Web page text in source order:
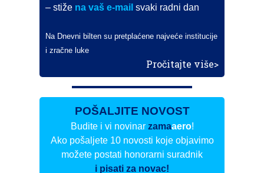
– stiže na vaš e-mail svaki radni dan
Na Dnevni bilten su pretplaćene najveće institucije
i zračne luke
Pročitajte više>
POŠALJITE NOVOST
Budite i vi novinar zamaaero!
Ako pošaljete 10 novosti koje objavimo
možete postati honorarni suradnik
i pisati za novac!